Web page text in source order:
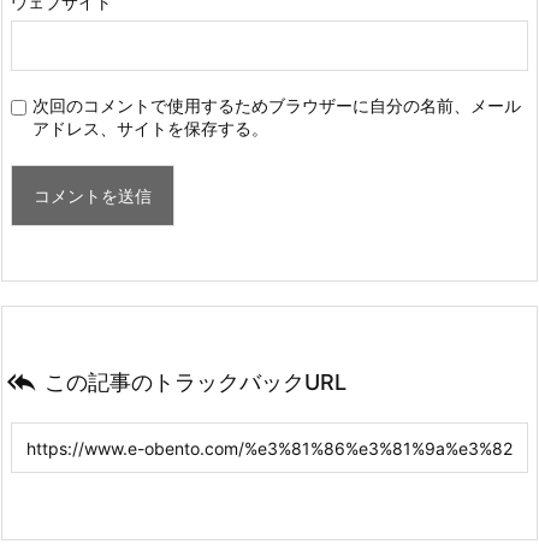
次回のコメントで使用するためブラウザーに自分の名前、メール
アドレス、サイトを保存する。
 この記事のトラックバックURL